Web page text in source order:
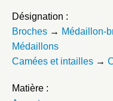
Désignation :
Broches → Médaillon-
Médaillons
Camées et intailles →
Matière :